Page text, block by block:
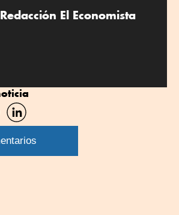
Redacción El Economista
Compartir
por
Linkedin